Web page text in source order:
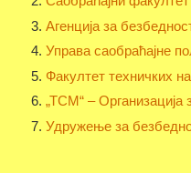
Агенција за
Управа саобраћајне
Факултет техничких
„ТСМ“ – Организација
Удружење за